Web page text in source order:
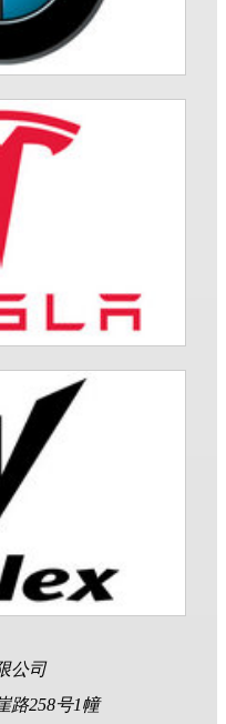
公司
路258号1幢